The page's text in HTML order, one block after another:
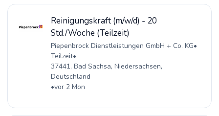
Reinigungskraft (m/w/d) - 20
Std./Woche (Teilzeit)
Piepenbrock Dienstleistungen GmbH + Co. KG•
Teilzeit•
37441, Bad Sachsa, Niedersachsen,
Deutschland
•vor 2 Mon